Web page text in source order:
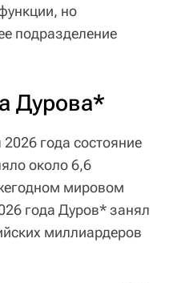
но
подразделение
Дурова*
года состояние
около 6,6
мировом
года Дуров* занял
миллиардеров